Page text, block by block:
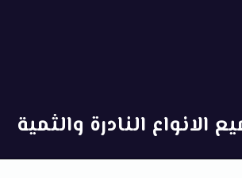
الانواع النادرة والثمية